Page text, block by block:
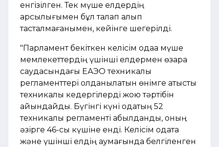
енгізілген. Тек мүше елдердің
қарсылығымен бұл талап алып
тасталмағанымен, кейінге шегерілді.
"Парламент бекіткен келісім одаққа мүше
мемлекеттердің үшінші елдермен өзара
саудасындағы ЕАЭО техникалық
регламенттері қолданылатын өнімге қатысты
техникалық кедергілерді жою тәртібін
айқындайды. Бүгінгі күні одақтың 52
техникалық регламенті қабылданды, оның
әзірге 46-сы күшіне енді. Келісім одақта
және үшінші елдің аумағында белгіленген